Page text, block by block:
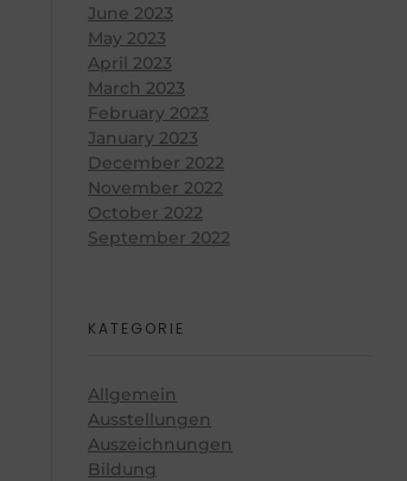
June 2023
May 2023
April 2023
March 2023
February 2023
January 2023
December 2022
November 2022
October 2022
September 2022
KATEGORIE
Allgemein
Ausstellungen
Auszeichnungen
Bildung